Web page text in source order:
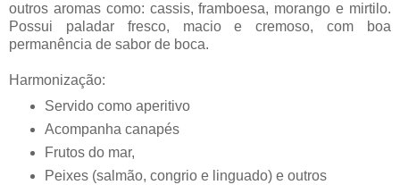
outros aromas como: cassis, framboesa, morango e mirtilo.
Possui paladar fresco, macio e cremoso, com boa
permanência de sabor de boca.
Harmonização:
Servido como aperitivo
Acompanha canapés
Frutos do mar,
Peixes (salmão, congrio e linguado) e outros